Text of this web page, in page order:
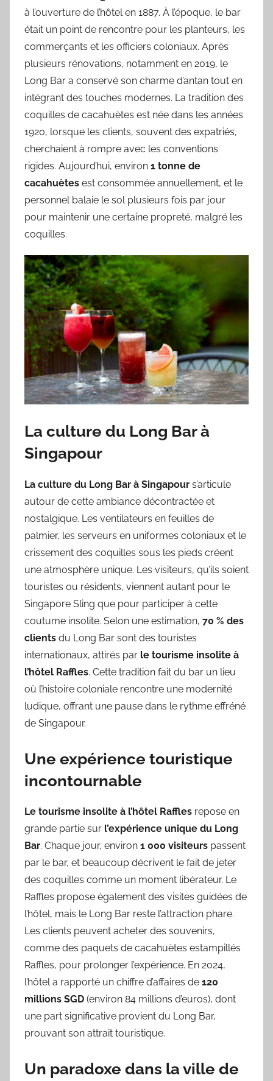
à l’ouverture de l’hôtel en 1887. À l’époque, le bar
était un point de rencontre pour les planteurs, les
commerçants et les officiers coloniaux. Après
plusieurs rénovations, notamment en 2019, le
Long Bar a conservé son charme d’antan tout en
intégrant des touches modernes. La tradition des
coquilles de cacahuètes est née dans les années
1920, lorsque les clients, souvent des expatriés,
cherchaient à rompre avec les conventions
rigides. Aujourd’hui, environ 1 tonne de
cacahuètes est consommée annuellement, et le
personnel balaie le sol plusieurs fois par jour
pour maintenir une certaine propreté, malgré les
coquilles.
La culture du Long Bar à
Singapour
La culture du Long Bar à Singapour s’articule
autour de cette ambiance décontractée et
nostalgique. Les ventilateurs en feuilles de
palmier, les serveurs en uniformes coloniaux et le
crissement des coquilles sous les pieds créent
une atmosphère unique. Les visiteurs, qu’ils soient
touristes ou résidents, viennent autant pour le
Singapore Sling que pour participer à cette
coutume insolite. Selon une estimation, 70 % des
clients du Long Bar sont des touristes
internationaux, attirés par le tourisme insolite à
l’hôtel Raffles. Cette tradition fait du bar un lieu
où l’histoire coloniale rencontre une modernité
ludique, offrant une pause dans le rythme effréné
de Singapour.
Une expérience touristique
incontournable
Le tourisme insolite à l’hôtel Raffles repose en
grande partie sur l’expérience unique du Long
Bar. Chaque jour, environ 1 000 visiteurs passent
par le bar, et beaucoup décrivent le fait de jeter
des coquilles comme un moment libérateur. Le
Raffles propose également des visites guidées de
l’hôtel, mais le Long Bar reste l’attraction phare.
Les clients peuvent acheter des souvenirs,
comme des paquets de cacahuètes estampillés
Raffles, pour prolonger l’expérience. En 2024,
l’hôtel a rapporté un chiffre d’affaires de 120
millions SGD (environ 84 millions d’euros), dont
une part significative provient du Long Bar,
prouvant son attrait touristique.
Un paradoxe dans la ville de